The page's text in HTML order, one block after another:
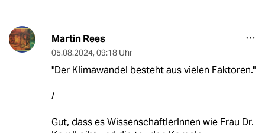
Martin Rees
05.08.2024, 09:18 Uhr
"Der Klimawandel besteht aus vielen Faktoren."
/
Gut, dass es WissenschaftlerInnen wie Frau Dr.